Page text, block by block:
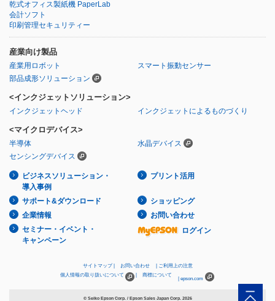
乾式オフィス製紙機 PaperLab
会計ソフト
印刷管理セキュリティー
産業向け製品
産業用ロボット
スマート振動センサー
部品成形ソリューション
<インクジェットソリューション>
インクジェットヘッド インクジェットによるものづくり
<マイクロデバイス>
半導体
水晶デバイス
センシングデバイス
ビジネスソリューション・
導入事例
プリント活用
サポート&ダウンロード
ショッピング
企業情報
お問い合わせ
セミナー・イベント・
キャンペーン
ログイン
サイトマップ お問い合わせ
ご利用上の注意
個人情報の取り扱いについて
商標について
epson.com
© Seiko Epson Corp. / Epson Sales Japan Corp. 2026